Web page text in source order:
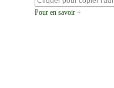
Pour en savoir +